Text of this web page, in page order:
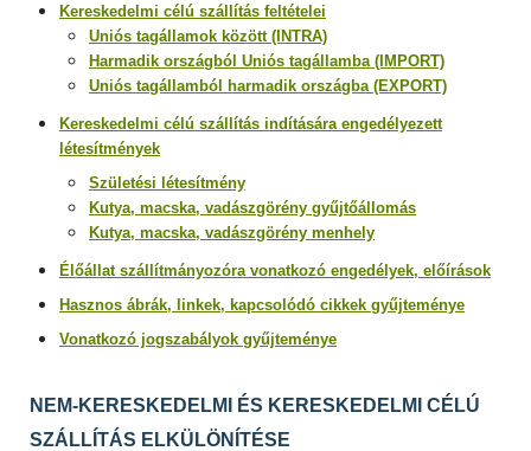
Kereskedelmi célú szállítás feltételei
Uniós tagállamok között (INTRA)
Harmadik országból Uniós tagállamba (IMPORT)
Uniós tagállamból harmadik országba (EXPORT)
Kereskedelmi célú szállítás indítására engedélyezett
létesítmények
Születési létesítmény
Kutya, macska, vadászgörény gyűjtőállomás
Kutya, macska, vadászgörény menhely
Élőállat szállítmányozóra vonatkozó engedélyek, előírások
Hasznos ábrák, linkek, kapcsolódó cikkek gyűjteménye
Vonatkozó jogszabályok gyűjteménye
NEM-KERESKEDELMI ÉS KERESKEDELMI CÉLÚ
SZÁLLÍTÁS ELKÜLÖNÍTÉSE